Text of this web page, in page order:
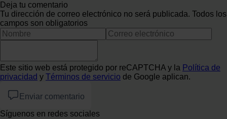
Deja tu comentario
Tu dirección de correo electrónico no será publicada. Todos los
campos son obligatorios
Este sitio web está protegido por reCAPTCHA y la Política de
privacidad y Términos de servicio de Google aplican.
Enviar comentario
Síguenos en redes sociales